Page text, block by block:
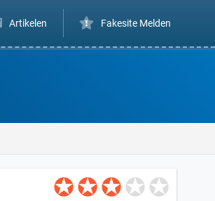
Artikelen Fakesite Melden